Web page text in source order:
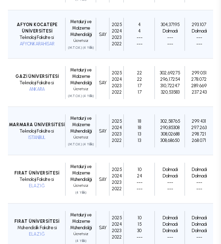
AFYON KOCATEPE
ÜNİVERSİTESİ
Teknoloji Fakültesi
AFYONKARAHİSAR
Metalurji ve
Malzeme
Mühendisliği
Ücretsiz
(M.T.O.K.) (4 Yıllık)
SAY
2025
2024
2023
2022
4
4
---
---
304,37195
Dolmadı
---
---
293.107
Dolmadı
---
---
GAZİ ÜNİVERSİTESİ
Teknoloji Fakültesi
ANKARA
Metalurji ve
Malzeme
Mühendisliği
Ücretsiz
(M.T.O.K.) (4 Yıllık)
SAY
2025
2024
2023
2022
22
22
17
17
302,69275
296,17254
310,72247
320,53583
299.051
278.072
289.669
237.243
MARMARA ÜNİVERSİTESİ
Teknoloji Fakültesi
İSTANBUL
Metalurji ve
Malzeme
Mühendisliği
Ücretsiz
(M.T.O.K.) (4 Yıllık)
SAY
2025
2024
2023
2022
18
18
13
13
302,58765
290,85308
308,02688
308,68650
299.431
297.263
298.721
268.071
FIRAT ÜNİVERSİTESİ
Teknoloji Fakültesi
ELAZIĞ
Metalurji ve
Malzeme
Mühendisliği
Ücretsiz
(4 Yıllık)
SAY
2025
2024
2023
2022
10
24
---
---
Dolmadı
Dolmadı
---
---
Dolmadı
Dolmadı
---
---
FIRAT ÜNİVERSİTESİ
Mühendislik Fakültesi
ELAZIĞ
Metalurji ve
Malzeme
Mühendisliği
Ücretsiz
(4 Yıllık)
SAY
2025
2024
2023
2022
10
15
30
---
Dolmadı
Dolmadı
Dolmadı
---
Dolmadı
Dolmadı
Dolmadı
---